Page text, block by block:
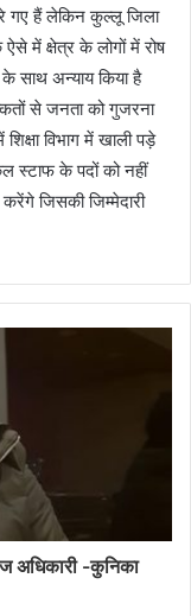
गए हैं लेकिन कुल्लू जिला
में क्षेत्र के लोगों में रोष
साथ अन्याय किया है
से जनता को गुजरना
विभाग में खाली पड़े
स्टाफ के पदों को नहीं
जिसकी जिम्मेदारी
अधिकारी -कुनिका